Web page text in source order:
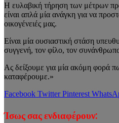
Η ευλαβική τήρηση των μέτρων
είναι απλά μία ανάγκη για να
οικογένειές μας.
Είναι μία ουσιαστική στάση
συγγενή, τον φίλο, τον
Ας δείξουμε για μία ακόμη φορά
καταφέρουμε.»
Facebook Twitter Pinterest
Ίσως σας ενδιαφέρουν: